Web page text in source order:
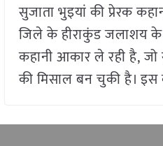
सुजाता भुइयां की प्रेरक
जिले के हीराकुंड जलाशय के
कहानी आकार ले रही है,
की मिसाल बन चुकी है।